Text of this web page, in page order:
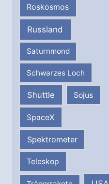
Roskosmos
Russland
Saturnmond
Schwarzes Loch
Shuttle Sojus
SpaceX
Spektrometer
Teleskop